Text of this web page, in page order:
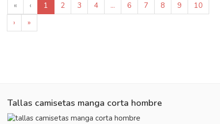
« ‹ 1 2 3 4 ... 6 7 8 9
10
›
»
Tallas camisetas manga corta hombre